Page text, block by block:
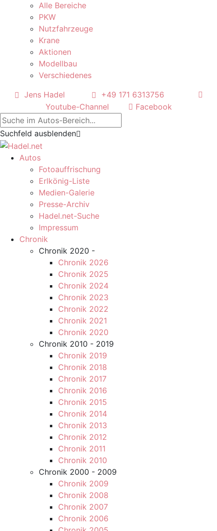
Alle Bereiche
PKW
Nutzfahrzeuge
Krane
Aktionen
Modellbau
Verschiedenes
Jens Hadel
+49 171 6313756
Youtube-Channel
Facebook
Suchfeld ausblenden
Autos
Fotoauffrischung
Erlkönig-Liste
Medien-Galerie
Presse-Archiv
Hadel.net-Suche
Impressum
Chronik
Chronik 2020 -
Chronik 2026
Chronik 2025
Chronik 2024
Chronik 2023
Chronik 2022
Chronik 2021
Chronik 2020
Chronik 2010 - 2019
Chronik 2019
Chronik 2018
Chronik 2017
Chronik 2016
Chronik 2015
Chronik 2014
Chronik 2013
Chronik 2012
Chronik 2011
Chronik 2010
Chronik 2000 - 2009
Chronik 2009
Chronik 2008
Chronik 2007
Chronik 2006